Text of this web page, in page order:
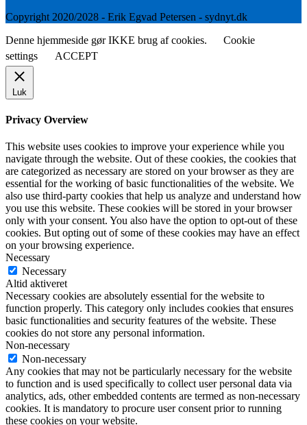
Copyright 2020/2028 - Erik Egvad Petersen - sydnyt.dk
Denne hjemmeside gør IKKE brug af cookies.
Cookie
settings
ACCEPT
Luk
Privacy Overview
This website uses cookies to improve your experience while you
navigate through the website. Out of these cookies, the cookies that
are categorized as necessary are stored on your browser as they are
essential for the working of basic functionalities of the website. We
also use third-party cookies that help us analyze and understand how
you use this website. These cookies will be stored in your browser
only with your consent. You also have the option to opt-out of these
cookies. But opting out of some of these cookies may have an effect
on your browsing experience.
Necessary
Necessary
Altid aktiveret
Necessary cookies are absolutely essential for the website to
function properly. This category only includes cookies that ensures
basic functionalities and security features of the website. These
cookies do not store any personal information.
Non-necessary
Non-necessary
Any cookies that may not be particularly necessary for the website
to function and is used specifically to collect user personal data via
analytics, ads, other embedded contents are termed as non-necessary
cookies. It is mandatory to procure user consent prior to running
these cookies on your website.